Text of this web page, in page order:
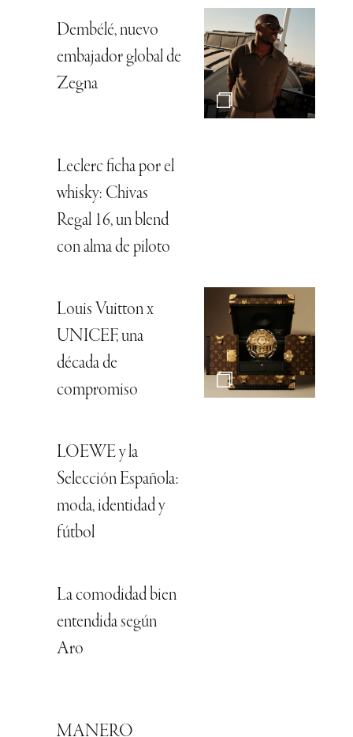
Dembélé, nuevo
embajador global de
Zegna
Leclerc ficha por el
whisky: Chivas
Regal 16, un blend
con alma de piloto
Louis Vuitton x
UNICEF, una
década de
compromiso
LOEWE y la
Selección Española:
moda, identidad y
fútbol
La comodidad bien
entendida según
Aro
MANERO